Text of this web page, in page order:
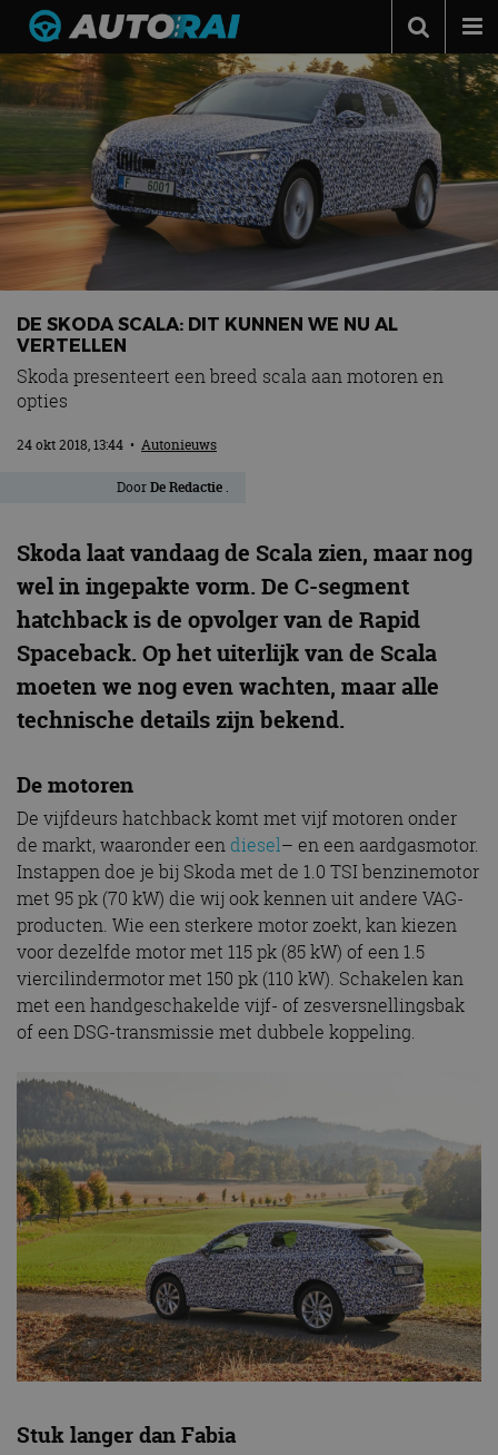
Autonieuws
Podcast
Autotests
Automerken
Adverteren
Contact
MotorRAI.nl
DE SKODA SCALA: DIT KUNNEN WE NU AL
VERTELLEN
Skoda presenteert een breed scala aan motoren en
opties
24 okt 2018, 13:44 • Autonieuws
DoorDe Redactie .
Skoda laat vandaag de Scala zien, maar nog
wel in ingepakte vorm. De C-segment
hatchback is de opvolger van de Rapid
Spaceback. Op het uiterlijk van de Scala
moeten we nog even wachten, maar alle
technische details zijn bekend.
De motoren
De vijfdeurs hatchback komt met vijf motoren onder
de markt, waaronder eendiesel– en een aardgasmotor.
Instappen doe je bij Skoda met de 1.0 TSI benzinemotor
met 95 pk (70 kW) die wij ook kennen uit andere VAG-
producten. Wie een sterkere motor zoekt, kan kiezen
voor dezelfde motor met 115 pk (85 kW) of een 1.5
viercilindermotor met 150 pk (110 kW). Schakelen kan
met een handgeschakelde vijf- of zesversnellingsbak
of een DSG-transmissie met dubbele koppeling.
Stuk langer dan Fabia